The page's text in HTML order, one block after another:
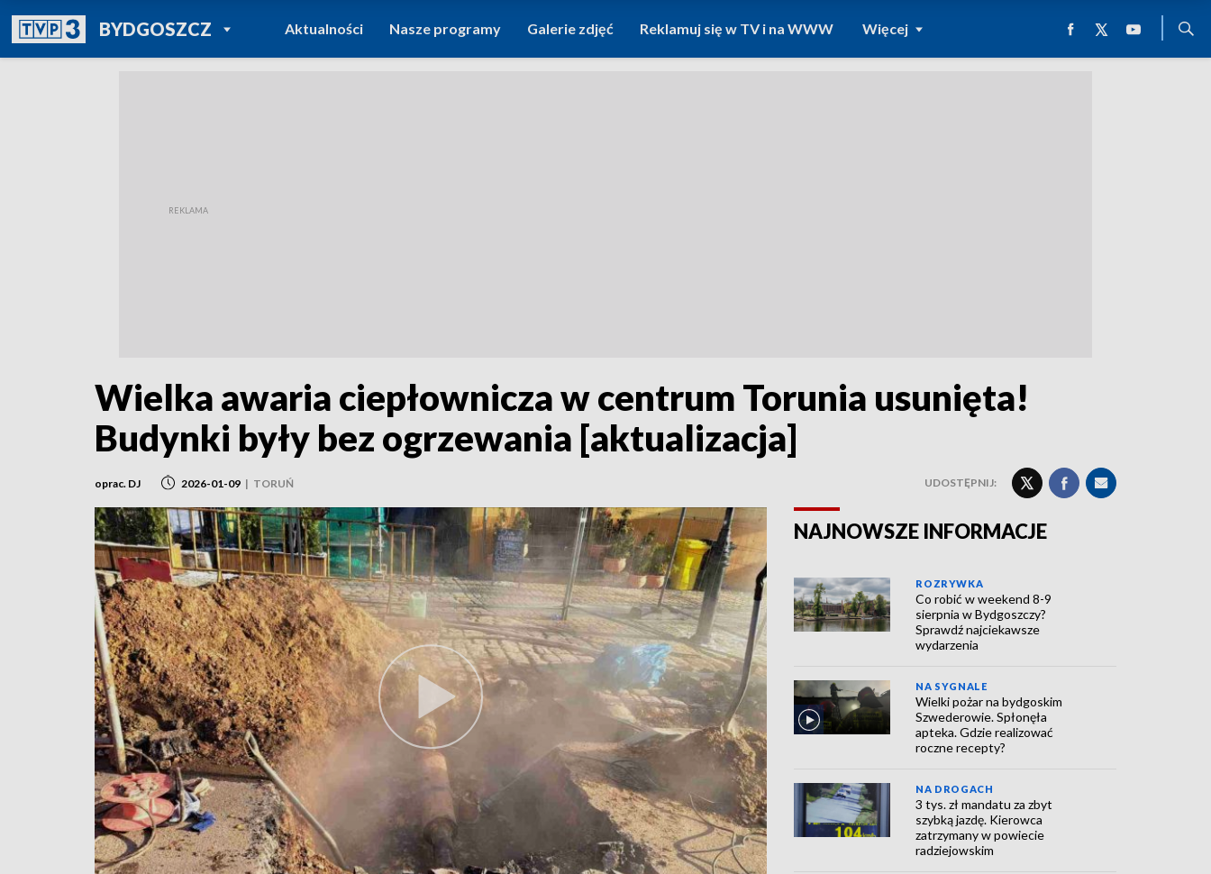
BYDGOSZCZPOWRÓT DO
TVP REGIONY
Aktualności Nasze programy Galerie zdjęć Reklamuj się w TV i na WWW Więcej
Wielka awaria ciepłownicza w centrum Torunia usunięta!
Budynki były bez ogrzewania [aktualizacja]
oprac. DJ 2026-01-09 | TORUŃ UDOSTĘPNIJ:
NAJNOWSZE INFORMACJE
ROZRYWKA
Co robić w weekend 8-9
sierpnia w Bydgoszczy?
Sprawdź najciekawsze
wydarzenia
NA SYGNALE
Wielki pożar na bydgoskim
Szwederowie. Spłonęła
apteka. Gdzie realizować
roczne recepty?
NA DROGACH
3 tys. zł mandatu za zbyt
szybką jazdę. Kierowca
zatrzymany w powiecie
radziejowskim